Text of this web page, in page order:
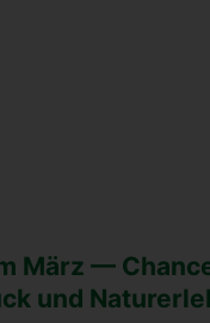
März —
und